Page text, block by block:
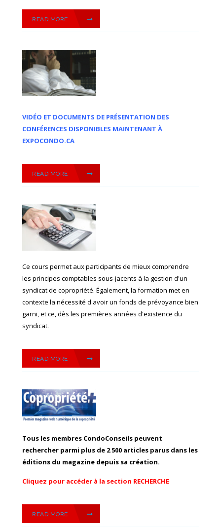
READ MORE
VIDÉO ET DOCUMENTS DE PRÉSENTATION DES
CONFÉRENCES DISPONIBLES MAINTENANT À
EXPOCONDO.CA
READ MORE
Ce cours permet aux participants de mieux comprendre
les principes comptables sous-jacents à la gestion d'un
syndicat de copropriété. Également, la formation met en
contexte la nécessité d'avoir un fonds de prévoyance bien
garni, et ce, dès les premières années d'existence du
syndicat.
READ MORE
Tous les membres CondoConseils peuvent
rechercher parmi plus de 2 500 articles parus dans les
éditions du magazine depuis sa création.
Cliquez pour accéder à la section RECHERCHE
READ MORE